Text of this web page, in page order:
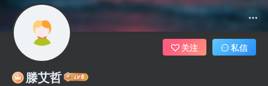
滕艾哲
关注 私信